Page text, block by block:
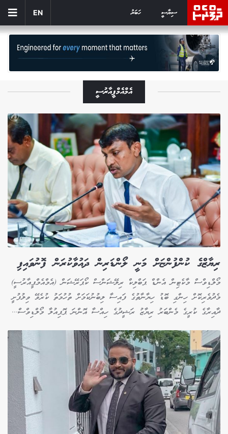
ސިޔާސީ ހަބަރު EN
އެމްއެމްޕީއާރުސީ
ރިޔާޒްގެ ކުންފުންޏަށް މަނީ ލޯންޑަރިން ދައުވާކުރަން ފޮނުވައިފި
މޯލްޑިވްސް މާކެޓިން އެންޑް ޕަބްލިކް ރިލޭޝަންސް ކޯޕަރޭޝަން (އެމްއެމްޕީއާރުސީ)
މެދުވެރިކޮށް ހިންގި ބޮޑު ހިޔާނާތުގެ ފައިސާ ލިބުނުކަމަށް ތުހުމަތު ކުރެވޭ ވިލުފުށީ
ދާއިރާގެ ކުރީގެ މެންބަރު ރިޔާޒު ރަޝީދުގެ ހިއްސާ އޮންނަ ޕޮޕިއުލާ މޯލްޑިވްސް...